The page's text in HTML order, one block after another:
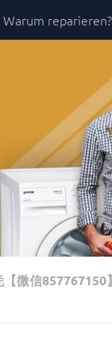
Warum reparieren?
微信